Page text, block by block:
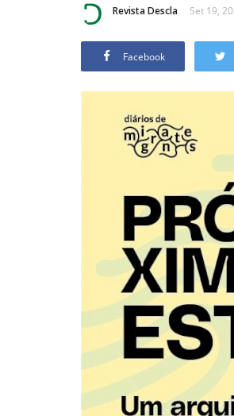
Revista Descla Set 19,
Facebook